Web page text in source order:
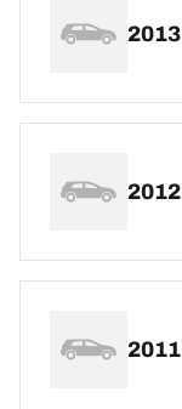
2013
2012
2011